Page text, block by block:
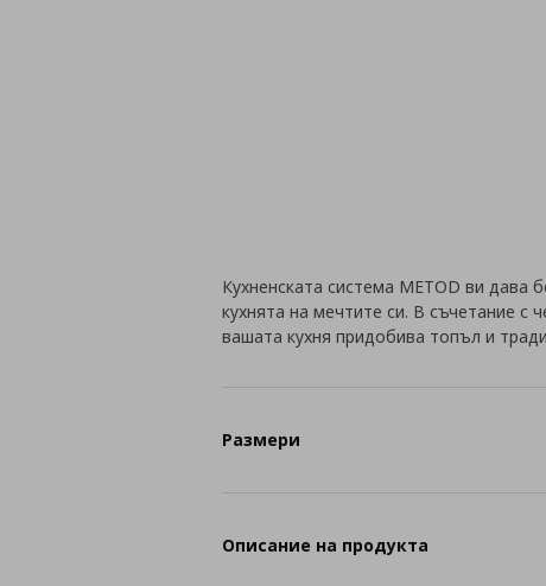
Кухненската система METOD ви
кухнята на мечтите си. В съчетание с
вашата кухня придобива топъл и
Размери
Описание на продукта